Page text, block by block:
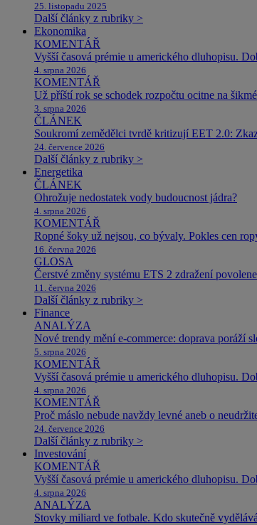
25. listopadu 2025
Další články z rubriky >
Ekonomika
KOMENTÁŘ
Vyšší časová prémie u amerického dluhopisu.
4. srpna 2026
KOMENTÁŘ
Už příští rok se schodek rozpočtu ocitne na
3. srpna 2026
ČLÁNEK
Soukromí zemědělci tvrdě kritizují EET 2.0:
24. července 2026
Další články z rubriky >
Energetika
ČLÁNEK
Ohrožuje nedostatek vody budoucnost jádra?
4. srpna 2026
KOMENTÁŘ
Ropné šoky už nejsou, co bývaly. Pokles cen
16. června 2026
GLOSA
Čerstvé změny systému ETS 2 zdražení
11. června 2026
Další články z rubriky >
Finance
ANALÝZA
Nové trendy mění e-commerce: doprava poráží
5. srpna 2026
KOMENTÁŘ
Vyšší časová prémie u amerického dluhopisu.
4. srpna 2026
KOMENTÁŘ
Proč máslo nebude navždy levné aneb o
24. července 2026
Další články z rubriky >
Investování
KOMENTÁŘ
Vyšší časová prémie u amerického dluhopisu.
4. srpna 2026
ANALÝZA
Stovky miliard ve fotbale. Kdo skutečně